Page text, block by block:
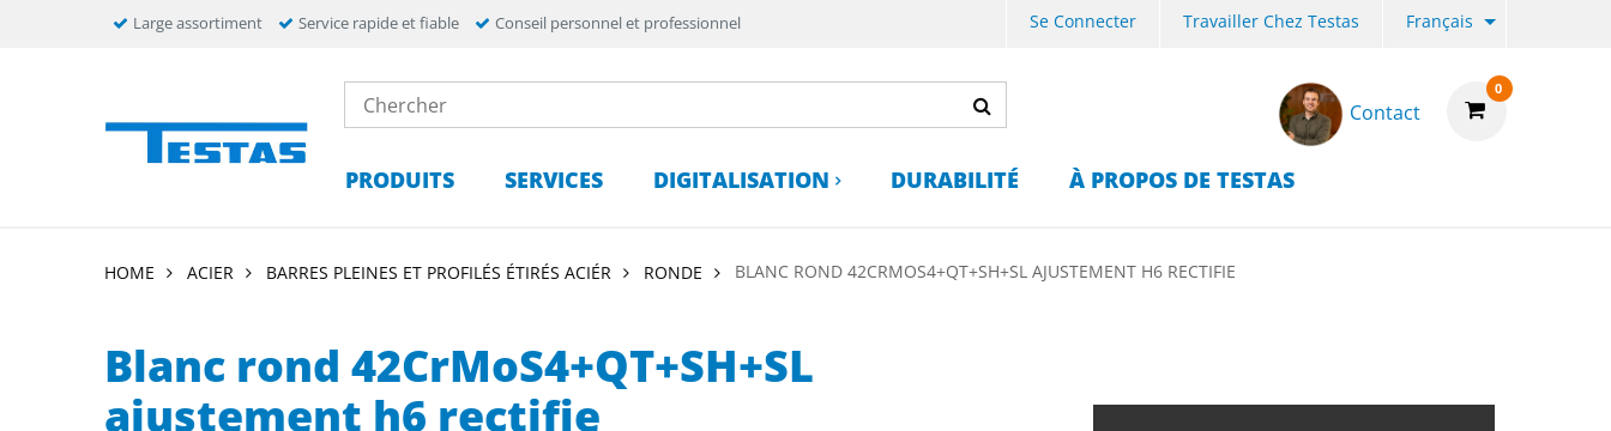
Large assortiment Service rapide et fiable Conseil personnel et professionnel Se Connecter Travailler Chez Testas Français
0
Contact
PRODUITS SERVICES DIGITALISATION DURABILITÉ À PROPOS DE TESTAS
HOME ACIER BARRES PLEINES ET PROFILÉS ÉTIRÉS ACIÉR RONDE BLANC ROND 42CRMOS4+QT+SH+SL AJUSTEMENT H6 RECTIFIE
Blanc rond 42CrMoS4+QT+SH+SL
ajustement h6 rectifie